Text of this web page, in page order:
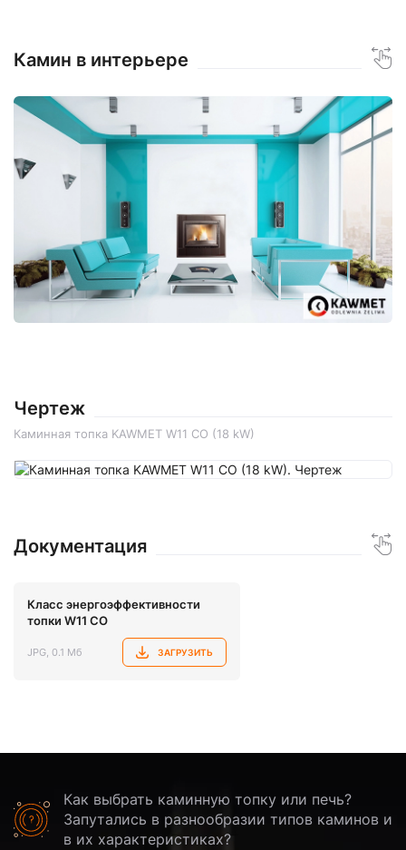
Камин в интерьере
Чертеж
Каминная топка KAWMET W11 CO (18 kW)
Документация
Класс энергоэффективности
топки W11 CO
JPG, 0.1 Мб ЗАГРУЗИТЬ
Как выбрать каминную топку или печь?
Запутались в разнообразии типов каминов и
в их характеристиках?